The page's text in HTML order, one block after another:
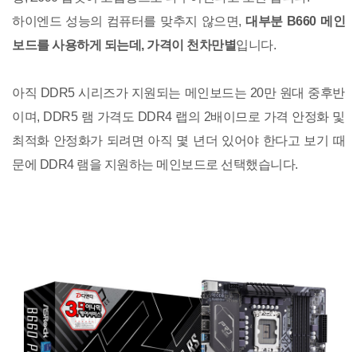
하이엔드 성능의 컴퓨터를 맞추지 않으면,대부분 B660 메인
보드를 사용하게 되는데, 가격이 천차만별입니다.
아직 DDR5 시리즈가 지원되는 메인보드는 20만 원대 중후반
이며, DDR5 램 가격도 DDR4 랩의 2배이므로 가격 안정화 및
최적화 안정화가 되려면 아직 몇 년더 있어야 한다고 보기 때
문에 DDR4 램을 지원하는 메인보드로 선택했습니다.